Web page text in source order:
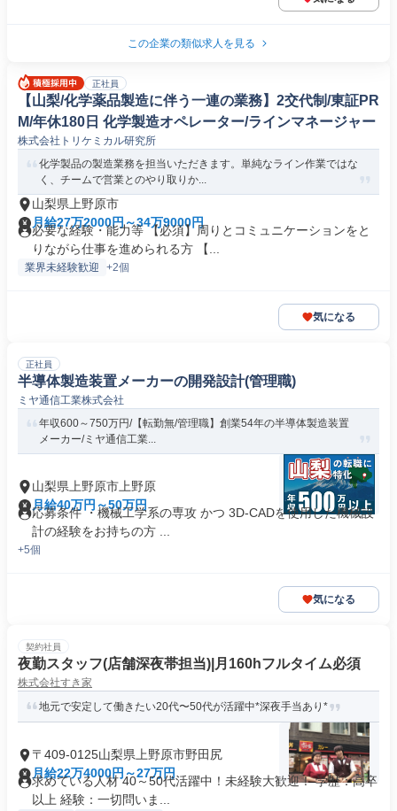
この企業の類似求人を見る
正社員
【山梨/化学薬品製造に伴う一連の業務】2交代制/東証PR
M/年休180日 化学製造オペレーター/ラインマネージャー
株式会社トリケミカル研究所
化学製品の製造業務を担当いただきます。単純なライン作業ではな
く、チームで営業とのやり取りか...
山梨県上野原市
月給27万2000円～34万9000円
必要な経験・能力等 【必須】周りとコミュニケーションをと
りながら仕事を進められる方 【...
業界未経験歓迎 +2個
気になる
正社員
半導体製造装置メーカーの開発設計(管理職)
ミヤ通信工業株式会社
年収600～750万円/【転勤無/管理職】創業54年の半導体製造装置
メーカー/ミヤ通信工業...
山梨県上野原市上野原
月給40万円～50万円
応募条件 ・機械工学系の専攻 かつ 3D-CADを使用した機械設
計の経験をお持ちの方 ...
+5個
気になる
契約社員
夜勤スタッフ(店舗深夜帯担当)|月160hフルタイム必須
株式会社すき家
地元で安定して働きたい20代〜50代が活躍中*深夜手当あり*
〒409-0125山梨県上野原市野田尻
月給22万4000円～27万円
求めている人材 40～50代活躍中！未経験大歓迎！ 学歴：高卒
以上 経験：一切問いま...